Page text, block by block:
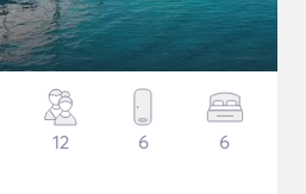
12 6 6